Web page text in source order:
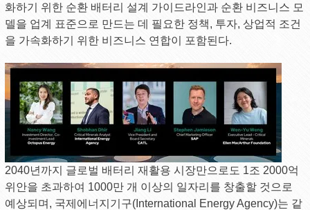
화하기 위한 순환 배터리 설계 가이드라인과 순환 비즈니스 모
델을 업계 표준으로 만드는 데 필요한 정책, 투자, 상업적 조건
을 가속화하기 위한 비즈니스 연합이 포함된다.
2040년까지 글로벌 배터리 재활용 시장만으로도 1조 2000억
위안을 초과하여 1000만 개 이상의 일자리를 창출할 것으로
예상되며, 국제에너지기구(International Energy Agency)는 같